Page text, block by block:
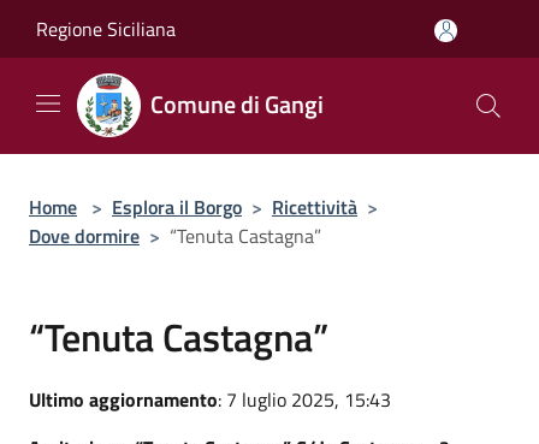
Regione Siciliana
Comune di Gangi
Home > Esplora il Borgo > Ricettività >
Dove dormire > “Tenuta Castagna”
“Tenuta Castagna”
Ultimo aggiornamento: 7 luglio 2025, 15:43